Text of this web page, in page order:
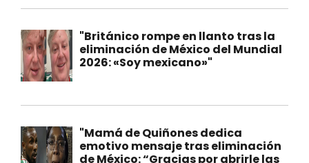
"Británico rompe en llanto tras la
eliminación de México del Mundial
2026: «Soy mexicano»"
"Mamá de Quiñones dedica
emotivo mensaje tras eliminación
de México: “Gracias por abrirle las